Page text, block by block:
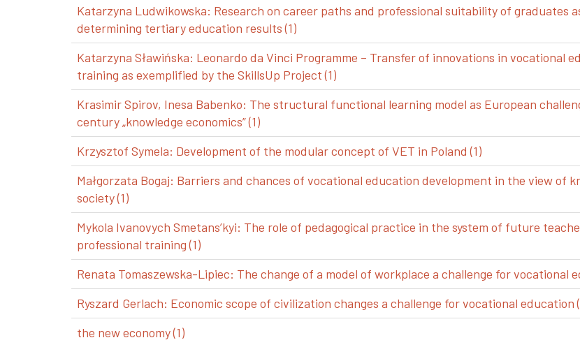
Katarzyna Ludwikowska: Research on career paths and professional suitability of graduates
determining tertiary education results (1)
Katarzyna Sławińska: Leonardo da Vinci Programme – Transfer of innovations in vocational
training as exemplified by the SkillsUp Project (1)
Krasimir Spirov, Inesa Babenko: The structural functional learning model as European
century „knowledge economics” (1)
Krzysztof Symela: Development of the modular concept of VET in Poland (1)
Małgorzata Bogaj: Barriers and chances of vocational education development in the view of
society (1)
Mykola Ivanovych Smetans’kyi: The role of pedagogical practice in the system of future
professional training (1)
Renata Tomaszewska-Lipiec: The change of a model of workplace a challenge for vocational
Ryszard Gerlach: Economic scope of civilization changes a challenge for vocational education
the new economy (1)